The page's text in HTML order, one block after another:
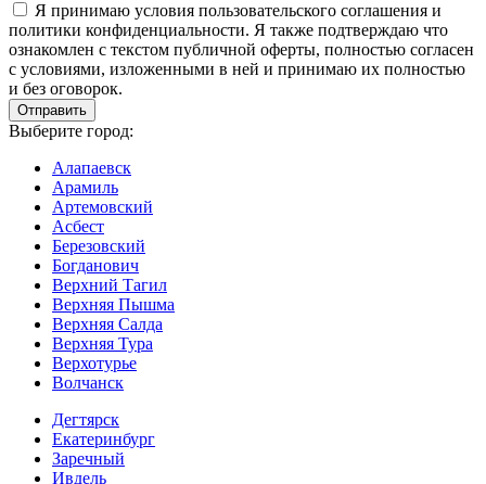
Я принимаю условия пользовательского соглашения и
политики конфиденциальности. Я также подтверждаю что
ознакомлен с текстом публичной оферты, полностью согласен
с условиями, изложенными в ней и принимаю их полностью
и без оговорок.
Выберите город:
Алапаевск
Арамиль
Артемовский
Асбест
Березовский
Богданович
Верхний Тагил
Верхняя Пышма
Верхняя Салда
Верхняя Тура
Верхотурье
Волчанск
Дегтярск
Екатеринбург
Заречный
Ивдель